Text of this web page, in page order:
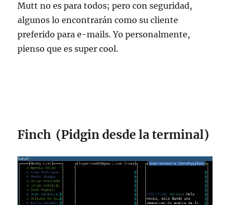
Mutt no es para todos; pero con seguridad,
algunos lo encontrarán como su cliente
preferido para e-mails. Yo personalmente,
pienso que es super cool.
Finch (Pidgin desde la terminal)